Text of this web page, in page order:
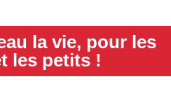
la vie, pour les
les petits !